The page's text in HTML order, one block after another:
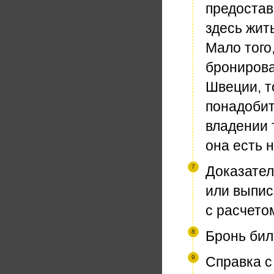
здесь
Мало
Швеции,
владении
она есть
или
с
Бронь
Справка